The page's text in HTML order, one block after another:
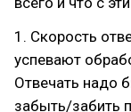
1. Скорость
успевают
Отвечать надо
забыть/забить